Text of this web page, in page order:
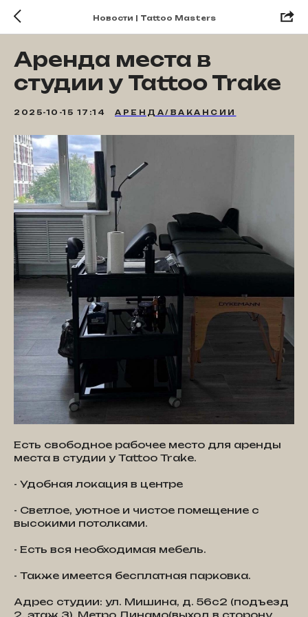
Новости | Tattoo Masters
Аренда места в
студии у Tattoo Trake
2025-10-15 17:14 АРЕНДА/ВАКАНСИИ
Есть свободное рабочее место для аренды
места в студии у Tattoo Trake.
- Удобная локация в центре
- Светлое, уютное и чистое помещение с
высокими потолками.
- Есть вся необходимая мебель.
- Также имеется бесплатная парковка.
Адрес студии: ул. Мишина, д. 56с2 (подъезд